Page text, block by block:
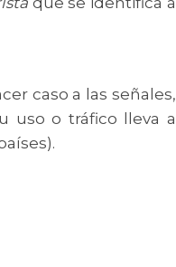
caso a las señales,
uso o tráfico lleva a